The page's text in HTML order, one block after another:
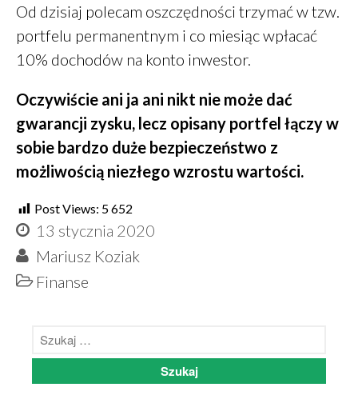
Od dzisiaj polecam oszczędności trzymać w tzw.
portfelu permanentnym i co miesiąc wpłacać
10% dochodów na konto inwestor.
Oczywiście ani ja ani nikt nie może dać
gwarancji zysku, lecz opisany portfel łączy w
sobie bardzo duże bezpieczeństwo z
możliwością niezłego wzrostu wartości.
Post Views: 5 652
13 stycznia 2020
Mariusz Koziak
Finanse